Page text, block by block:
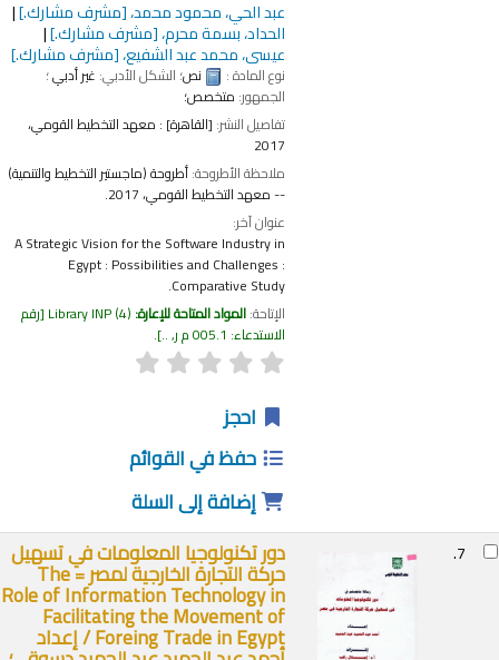
عبد الحي، محمود محمد،[مشرف مشارك.]
الحداد، بسمة محرم،[مشرف مشارك.]
عيسى، محمد عبد الشفيع،[مشرف مشارك.]
نوع المادة : نص؛ الشكل الأدبي:غير أدبي؛
الجمهور:متخصص؛
تفاصيل النشر:[القاهرة] : معهد التخطيط القومي،
2017
ملاحظة الأطروحة:أطروحة (ماجستير التخطيط والتنمية)
-- معهد التخطيط القومي، 2017.
عنوان آخر:
A Strategic Vision for the Software Industry in
Egypt : Possibilities and Challenges :
Comparative Study.
الإتاحة:المواد المتاحة للإعارة: Library INP(4)
رقم
الاستدعاء:005.1 م ر, .. .
احجز
حفظ في القوائم
إضافة إلى السلة
دور تكنولوجيا المعلومات في تسهيل
حركة التجارة الخارجية لمصر = The
Role of Information Technology in
Facilitating the Movement of
Foreing Trade in Egypt / إعداد